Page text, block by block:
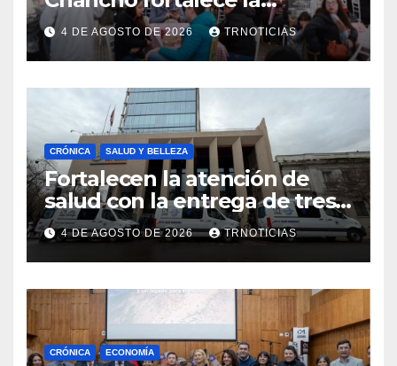
economía local con positivo
impacto en la hotelería y el
emprendimiento
4 DE AGOSTO DE 2026 TRNOTICIAS
CRÓNICA SALUD Y BELLEZA
Fortalecen la atención de
salud con la entrega de tres
nuevas ambulancias para
Cauquenes y Sagrada Familia
4 DE AGOSTO DE 2026 TRNOTICIAS
CRÓNICA ECONOMÍA